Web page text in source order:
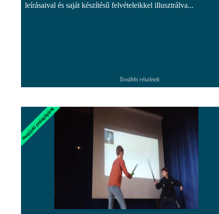
leírásaival és saját készítésű felvételeikkel illusztrálva...
További részletek